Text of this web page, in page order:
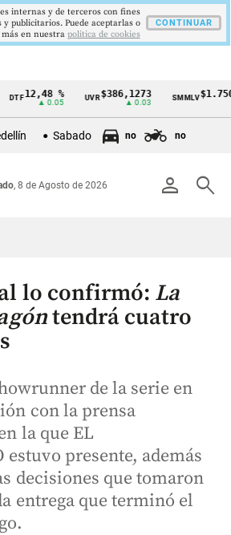
12,48 %
▲ 0.05
UVR $386,1273
▲ 0.03
SMMLV$1.750.905
Sabado no no
person search
, 8 de Agosto de 2026
lo confirmó: La
tendrá cuatro
de la serie en
con la prensa
la que EL
estuvo presente, además
decisiones que tomaron
entrega que terminó el
internas y de terceros con fines
publicitarios. Puede aceptarlas o
en nuestra politica de cookies
CONTINUAR